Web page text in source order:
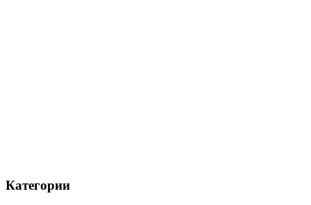
Категории